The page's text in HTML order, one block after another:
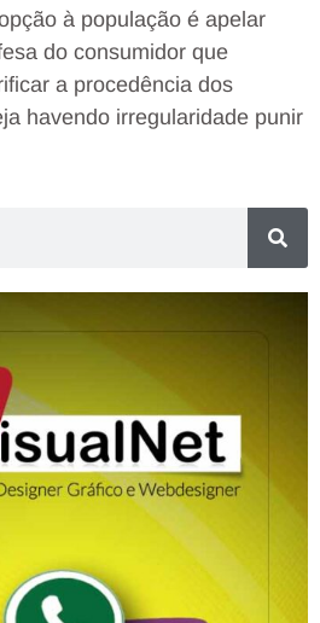
à população é apelar
do consumidor que
a procedência dos
havendo irregularidade punir